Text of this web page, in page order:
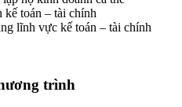
kế toán – tài chính
lĩnh vực kế toán – tài chính
trình